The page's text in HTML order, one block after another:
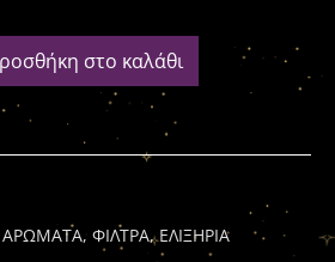
στο καλάθι
ΑΡΩΜΑΤΑ, ΦΙΛΤΡΑ, ΕΛΙΞΗΡΙΑ